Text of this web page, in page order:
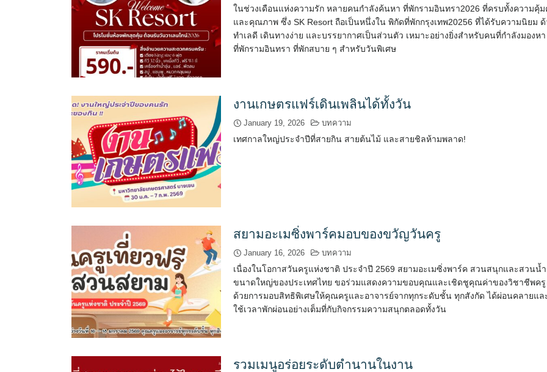
ในช่วงเดือนแห่งความรัก หลายคนกำลังค้นหา ที่พักรามอินทรา2026 ที่ครบทั้งความคุ้ม
และคุณภาพ ซึ่ง SK Resort ถือเป็นหนึ่งใน พิกัดที่พักกรุงเทพ20256 ที่ได้รับความนิยม ด้
ทำเลดี เดินทางง่าย และบรรยากาศเป็นส่วนตัว เหมาะอย่างยิ่งสำหรับคนที่กำลังมองหา
ที่พักรามอินทรา ที่พักสบาย ๆ สำหรับวันพิเศษ
งานเกษตรแฟร์เดินเพลินได้ทั้งวัน
January 19, 2026 บทความ
เทศกาลใหญ่ประจำปีที่สายกิน สายต้นไม้ และสายชิลห้ามพลาด!
สยามอะเมซิ่งพาร์คมอบของขวัญวันครู
January 16, 2026 บทความ
เนื่องในโอกาสวันครูแห่งชาติ ประจำปี 2569 สยามอะเมซิ่งพาร์ค สวนสนุกและสวนน้ำ
ขนาดใหญ่ของประเทศไทย ขอร่วมแสดงความขอบคุณและเชิดชูคุณค่าของวิชาชีพครู
ด้วยการมอบสิทธิพิเศษให้คุณครูและอาจารย์จากทุกระดับชั้น ทุกสังกัด ได้ผ่อนคลายแล
ใช้เวลาพักผ่อนอย่างเต็มที่กับกิจกรรมความสนุกตลอดทั้งวัน
รวมเมนูอร่อยระดับตำนานในงาน